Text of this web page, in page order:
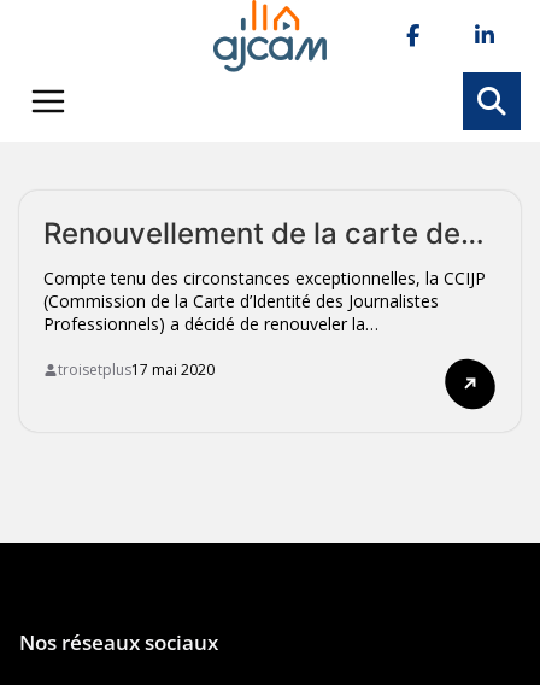
Renouvellement de la carte de…
Compte tenu des circonstances exceptionnelles, la CCIJP
(Commission de la Carte d’Identité des Journalistes
Professionnels) a décidé de renouveler la…

troisetplus17 mai 2020